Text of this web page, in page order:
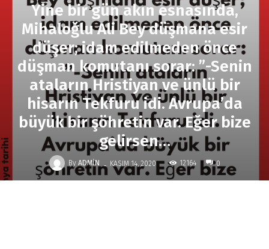
Yine bir gün akın esnasında,
Mihaloğlu Ali Bey düşmana esir
düşer; idam edilmeden önce
düşman komutanı sorar: ”-Senin
ataların Hristiyan ve ünlü bir
hisarın Tekfuru idi. Avrupa’da
büyük bir şöhretin var. Eğer bize
gelirsen…
By ADMIN - KASIM 14, 2020 12164 0